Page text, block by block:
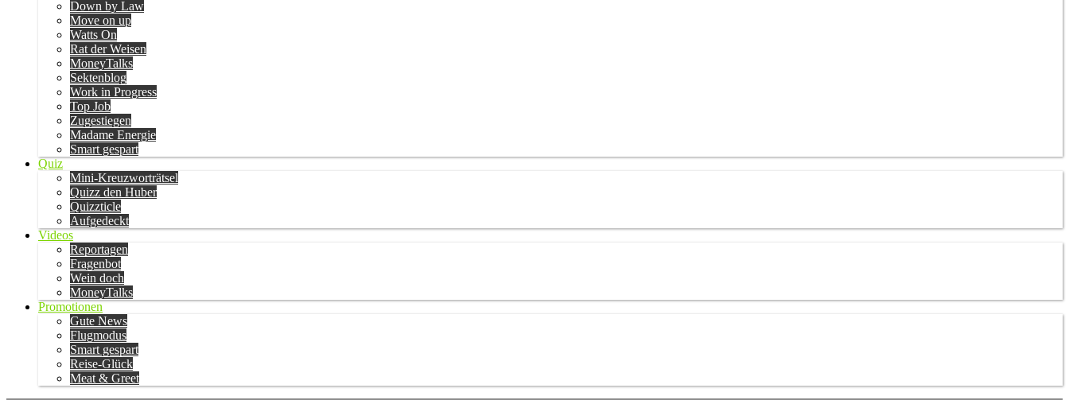
Down by Law
Move on up
Watts On
Rat der Weisen
MoneyTalks
Sektenblog
Work in Progress
Top Job
Zugestiegen
Madame Energie
Smart gespart
Quiz
Mini-Kreuzworträtsel
Quizz den Huber
Quizzticle
Aufgedeckt
Videos
Reportagen
Fragenbot
Wein doch
MoneyTalks
Promotionen
Gute News
Flugmodus
Smart gespart
Reise-Glück
Meat & Greet